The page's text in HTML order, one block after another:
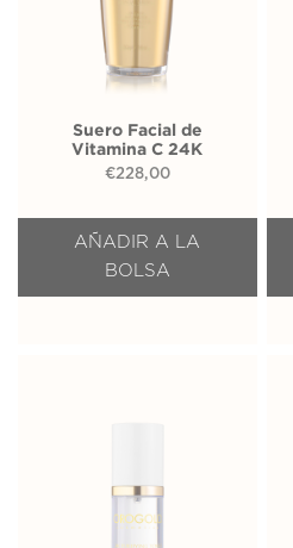
Suero Facial de
Vitamina C 24K
€228,00
AÑADIR A LA
BOLSA